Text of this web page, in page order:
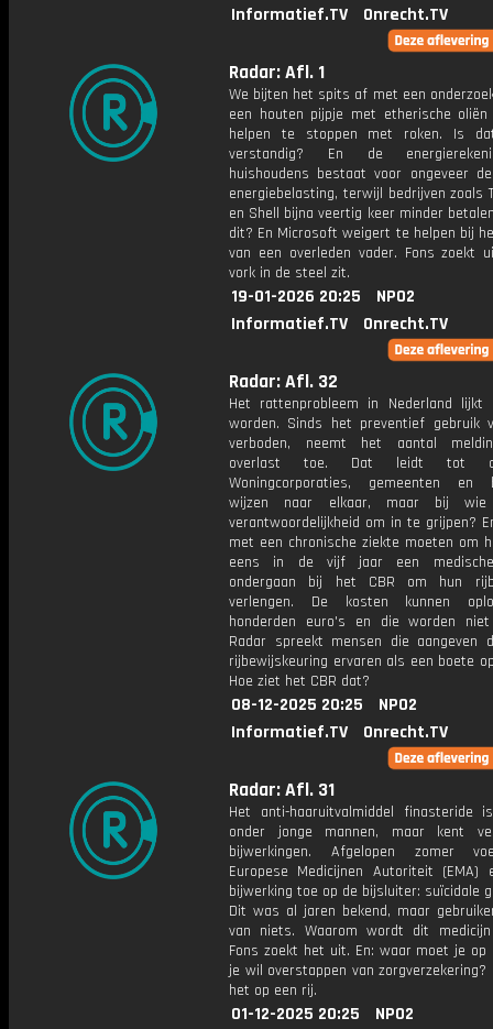
Informatief.TV
Onrecht.TV
Radar: Afl. 1
We bijten het spits af met een
een houten pijpje met etherische
helpen te stoppen met roken. Is
verstandig? En de
huishoudens bestaat voor ongeveer
energiebelasting, terwijl bedrijven zoals
en Shell bijna veertig keer minder
dit? En Microsoft weigert te helpen bij
van een overleden vader. Fons zoekt
vork in de steel zit.
19-01-2026 20:25
NPO2
Informatief.TV
Onrecht.TV
Radar: Afl. 32
Het rattenprobleem in Nederland
worden. Sinds het preventief gebruik
verboden, neemt het aantal
overlast toe. Dat leidt tot
Woningcorporaties, gemeenten en
wijzen naar elkaar, maar bij
verantwoordelijkheid om in te grijpen?
met een chronische ziekte moeten om
eens in de vijf jaar een
ondergaan bij het CBR om hun
verlengen. De kosten kunnen
honderden euro's en die worden niet
Radar spreekt mensen die aangeven
rijbewijskeuring ervaren als een boete
Hoe ziet het CBR dat?
08-12-2025 20:25
NPO2
Informatief.TV
Onrecht.TV
Radar: Afl. 31
Het anti-haaruitvalmiddel finasteride
onder jonge mannen, maar kent
bijwerkingen. Afgelopen zomer
Europese Medicijnen Autoriteit (EMA)
bijwerking toe op de bijsluiter: suïcidale
Dit was al jaren bekend, maar
van niets. Waarom wordt dit
Fons zoekt het uit. En: waar moet je
je wil overstappen van zorgverzekering?
het op een rij.
01-12-2025 20:25 NPO2